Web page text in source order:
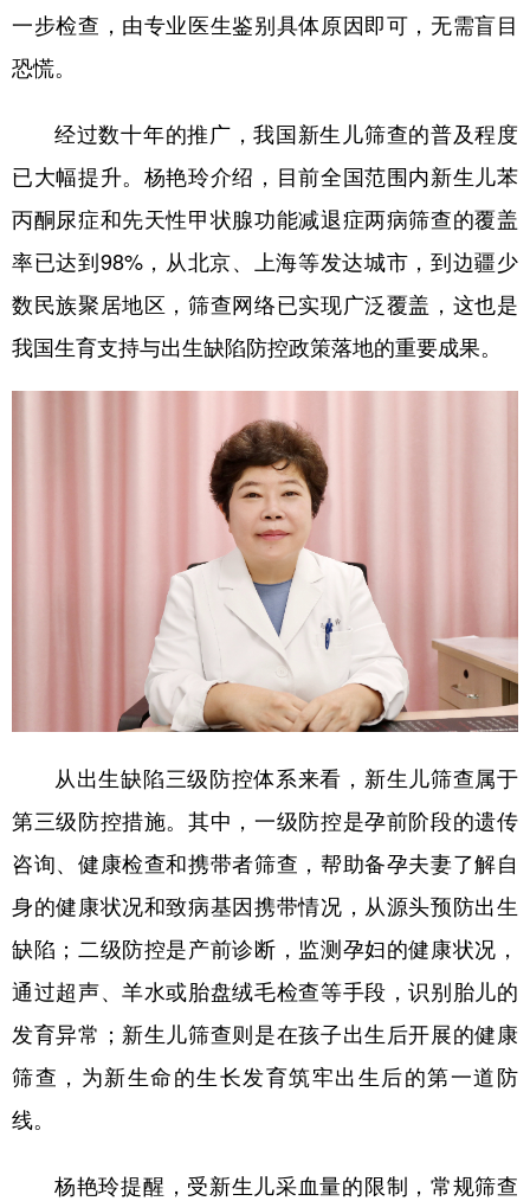
一步检查，由专业医生鉴别具体原因即可，无需盲目
恐慌。
经过数十年的推广，我国新生儿筛查的普及程度
已大幅提升。杨艳玲介绍，目前全国范围内新生儿苯
丙酮尿症和先天性甲状腺功能减退症两病筛查的覆盖
率已达到98%，从北京、上海等发达城市，到边疆少
数民族聚居地区，筛查网络已实现广泛覆盖，这也是
我国生育支持与出生缺陷防控政策落地的重要成果。
从出生缺陷三级防控体系来看，新生儿筛查属于
第三级防控措施。其中，一级防控是孕前阶段的遗传
咨询、健康检查和携带者筛查，帮助备孕夫妻了解自
身的健康状况和致病基因携带情况，从源头预防出生
缺陷；二级防控是产前诊断，监测孕妇的健康状况，
通过超声、羊水或胎盘绒毛检查等手段，识别胎儿的
发育异常；新生儿筛查则是在孩子出生后开展的健康
筛查，为新生命的生长发育筑牢出生后的第一道防
线。
杨艳玲提醒，受新生儿采血量的限制，常规筛查